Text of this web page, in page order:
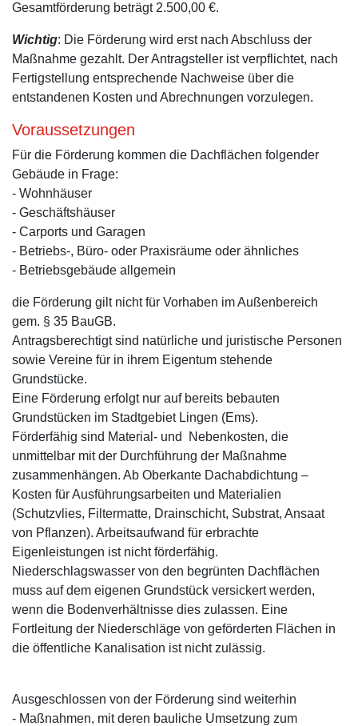
Gesamtförderung beträgt 2.500,00 €.
Wichtig: Die Förderung wird erst nach Abschluss der
Maßnahme gezahlt. Der Antragsteller ist verpflichtet, nach
Fertigstellung entsprechende Nachweise über die
entstandenen Kosten und Abrechnungen vorzulegen.
Voraussetzungen
Für die Förderung kommen die Dachflächen folgender
Gebäude in Frage:
- Wohnhäuser
- Geschäftshäuser
- Carports und Garagen
- Betriebs-, Büro- oder Praxisräume oder ähnliches
- Betriebsgebäude allgemein
die Förderung gilt nicht für Vorhaben im Außenbereich
gem. § 35 BauGB.
Antragsberechtigt sind natürliche und juristische Personen
sowie Vereine für in ihrem Eigentum stehende
Grundstücke.
Eine Förderung erfolgt nur auf bereits bebauten
Grundstücken im Stadtgebiet Lingen (Ems).
Förderfähig sind Material- und Nebenkosten, die
unmittelbar mit der Durchführung der Maßnahme
zusammenhängen. Ab Oberkante Dachabdichtung –
Kosten für Ausführungsarbeiten und Materialien
(Schutzvlies, Filtermatte, Drainschicht, Substrat, Ansaat
von Pflanzen). Arbeitsaufwand für erbrachte
Eigenleistungen ist nicht förderfähig.
Niederschlagswasser von den begrünten Dachflächen
muss auf dem eigenen Grundstück versickert werden,
wenn die Bodenverhältnisse dies zulassen. Eine
Fortleitung der Niederschläge von geförderten Flächen in
die öffentliche Kanalisation ist nicht zulässig.
Ausgeschlossen von der Förderung sind weiterhin
- Maßnahmen, mit deren bauliche Umsetzung zum